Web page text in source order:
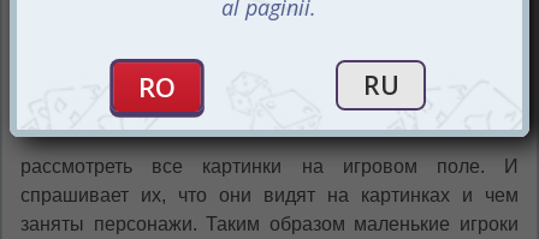
рассмотреть все картинки на игровом поле. И
спрашивает их, что они видят на картинках и чем
заняты персонажи. Таким образом маленькие игроки